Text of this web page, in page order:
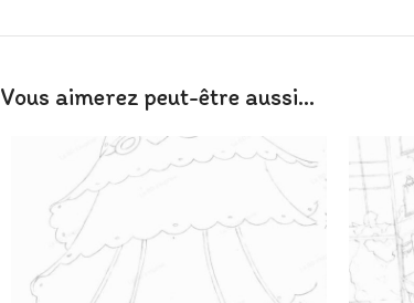
Vous aimerez peut-être aussi…